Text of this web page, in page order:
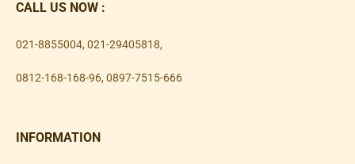
CALL US NOW :
021-8855004, 021-29405818,
0812-168-168-96, 0897-7515-666
INFORMATION